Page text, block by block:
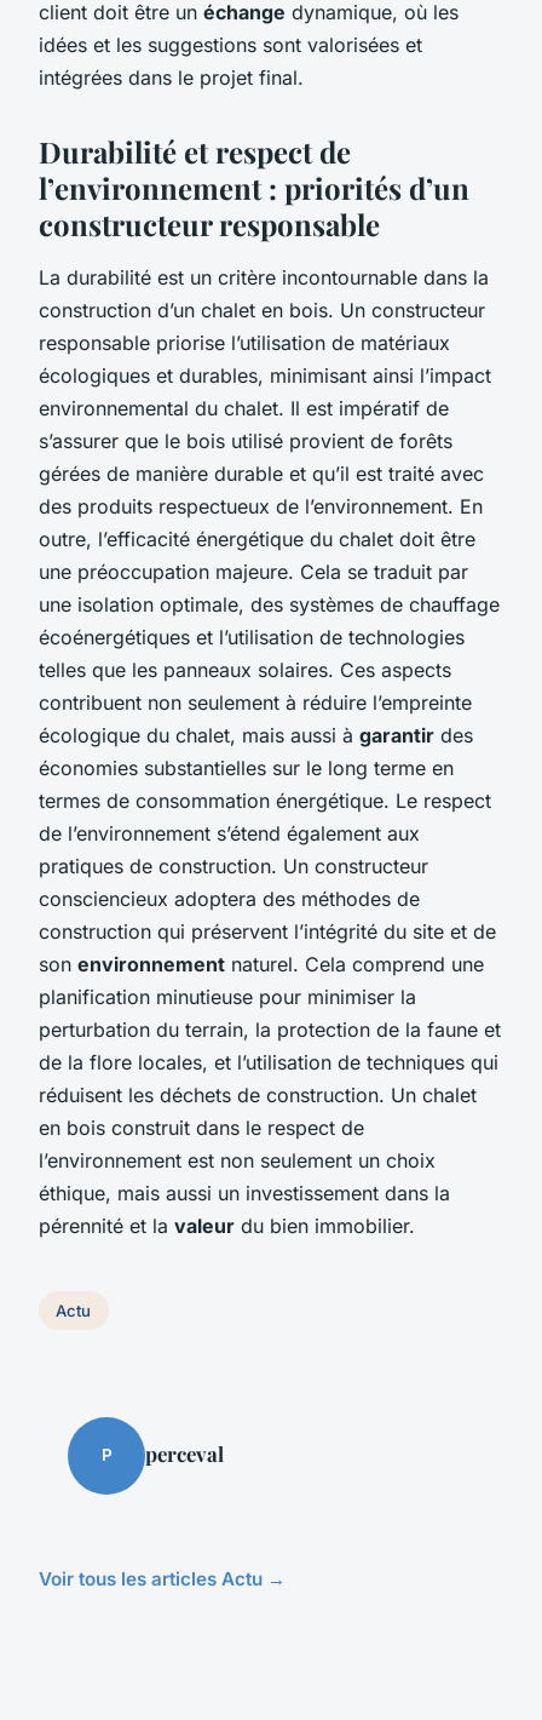
client doit être un échange dynamique, où les
idées et les suggestions sont valorisées et
intégrées dans le projet final.
Durabilité et respect de
l’environnement : priorités d’un
constructeur responsable
La durabilité est un critère incontournable dans la
construction d’un chalet en bois. Un constructeur
responsable priorise l’utilisation de matériaux
écologiques et durables, minimisant ainsi l’impact
environnemental du chalet. Il est impératif de
s’assurer que le bois utilisé provient de forêts
gérées de manière durable et qu’il est traité avec
des produits respectueux de l’environnement. En
outre, l’efficacité énergétique du chalet doit être
une préoccupation majeure. Cela se traduit par
une isolation optimale, des systèmes de chauffage
écoénergétiques et l’utilisation de technologies
telles que les panneaux solaires. Ces aspects
contribuent non seulement à réduire l’empreinte
écologique du chalet, mais aussi à garantir des
économies substantielles sur le long terme en
termes de consommation énergétique. Le respect
de l’environnement s’étend également aux
pratiques de construction. Un constructeur
consciencieux adoptera des méthodes de
construction qui préservent l’intégrité du site et de
son environnement naturel. Cela comprend une
planification minutieuse pour minimiser la
perturbation du terrain, la protection de la faune et
de la flore locales, et l’utilisation de techniques qui
réduisent les déchets de construction. Un chalet
en bois construit dans le respect de
l’environnement est non seulement un choix
éthique, mais aussi un investissement dans la
pérennité et la valeur du bien immobilier.
Actu
P perceval
Voir tous les articles Actu →